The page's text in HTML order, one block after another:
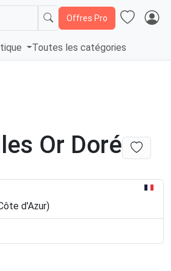
Offres Pro
Toutes les catégories
Or Doré
d'Azur)